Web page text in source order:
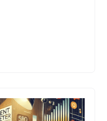
en
weet je strategie
campagnes?
nieuwe